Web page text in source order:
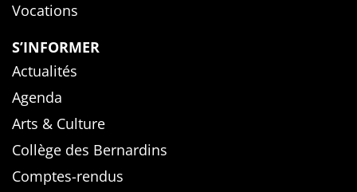
Vocations
S’INFORMER
Actualités
Agenda
Arts & Culture
Collège des Bernardins
Comptes-rendus